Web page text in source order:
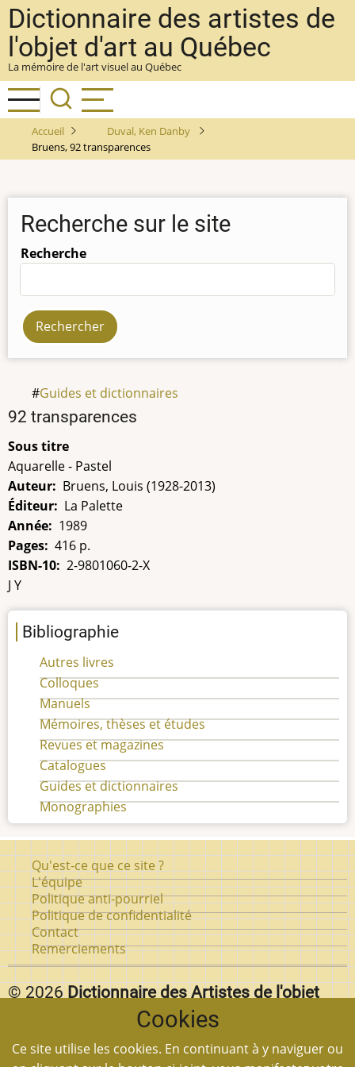
Aller
au
contenu
principal
Dictionnaire des artistes de
l'objet d'art au Québec
La mémoire de l'art visuel au Québec
Accueil
Duval, Ken Danby
Bruens, 92 transparences
Recherche sur le site
Recherche
Guides et dictionnaires
Titre
92 transparences
Sous titre
Aquarelle - Pastel
Auteur
Bruens, Louis (1928-2013)
Éditeur
La Palette
Année
1989
Pages 416 p.
ISBN-10 2-9801060-2-X
Possession
J Y
Bibliographie
Autres livres
Colloques
Manuels
Mémoires, thèses et études
Revues et magazines
Catalogues
Guides et dictionnaires
Monographies
Pied
de
page
Qu'est-ce que ce site ?
L'équipe
Politique anti-pourriel
Politique de confidentialité
Contact
Remerciements
© 2026 Dictionnaire des Artistes de l'objet
Vous pouvez reproduire textuellement des pages de
Cookies
Ce site utilise les cookies. En continuant à y naviguer ou